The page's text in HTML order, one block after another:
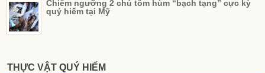
Chiêm ngưỡng 2 chú tôm hùm “bạch tạng” cực kỳ
quý hiếm tại Mỹ
THỰC VẬT QUÝ HIẾM